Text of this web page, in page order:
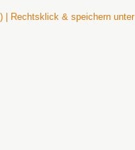
| Rechtsklick & speichern unter